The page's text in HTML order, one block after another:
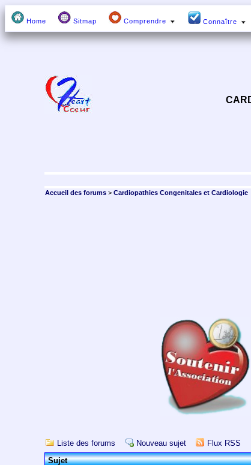
Home Sitmap Comprendre Connaître
Accueil des forums >Cardiopathies Congenitales et Cardiologie
Liste des forums Nouveau sujet
Flux RSS
Sujet